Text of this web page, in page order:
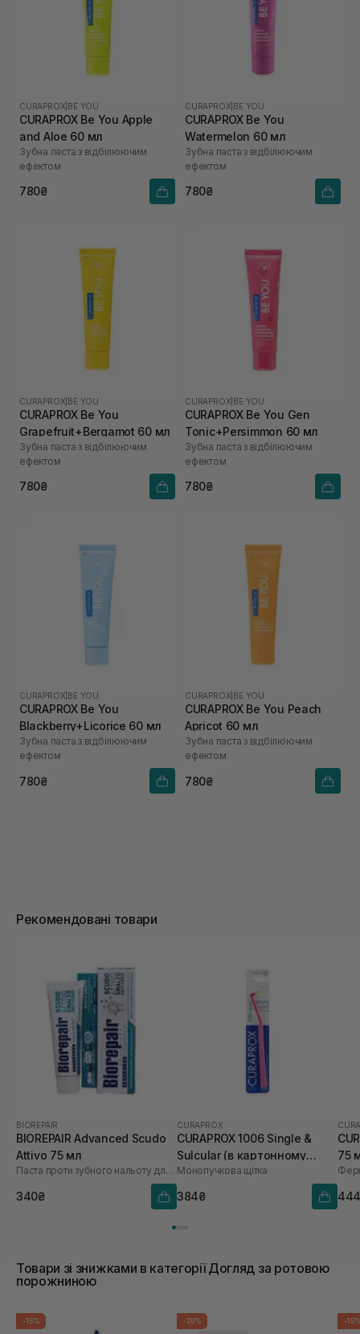
CURAPROX BE YOU
CURAPROX Be You Apple
and Aloe 60 мл
Зубна паста з відбілюючим
ефектом
780₴
CURAPROX BE YOU
CURAPROX Be You
Watermelon 60 мл
Зубна паста з відбілюючим
ефектом
780₴
CURAPROX BE YOU
CURAPROX Be You
Grapefruit+Bergamot 60 мл
Зубна паста з відбілюючим
ефектом
780₴
CURAPROX BE YOU
CURAPROX Be You Gen
Tonic+Persimmon 60 мл
Зубна паста з відбілюючим
ефектом
780₴
CURAPROX BE YOU
CURAPROX Be You
Blackberry+Licorice 60 мл
Зубна паста з відбілюючим
ефектом
780₴
CURAPROX BE YOU
CURAPROX Be You Peach
Apricot 60 мл
Зубна паста з відбілюючим
ефектом
780₴
Рекомендовані товари
BIOREPAIR
BIOREPAIR Advanced Scudo
Attivo 75 мл
Паста проти зубного нальоту для здорових ясен
340₴
CURAPROX
CURAPROX 1006 Single &
Sulcular (в картонному
пакуванні)
Монопучкова щітка
384₴
75
Товари зі знижками в категорії Догляд за ротовою
порожниною
-15% -20% -